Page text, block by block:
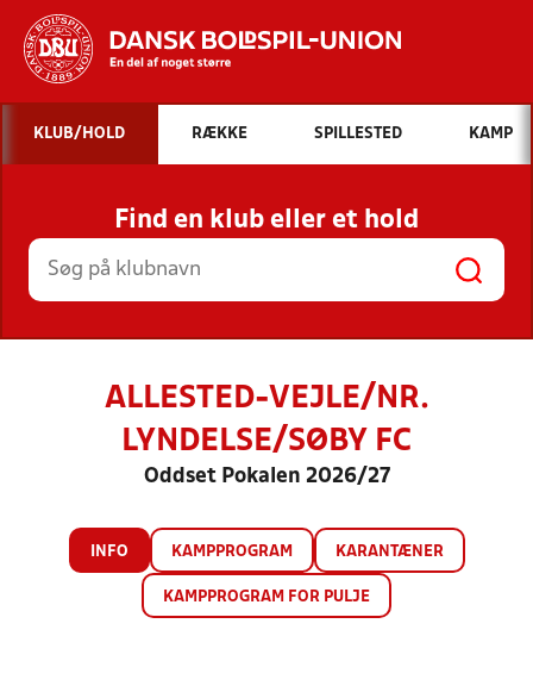
Hvad vil du søge efter?
INDHOLD OG NYHEDER
STILLINGER, RESULTATER, KLUBBER OG
HOLD
KLUB/HOLD RÆKKE SPILLESTED KAMP
Find en klub eller et hold
ALLESTED-VEJLE/NR.
LYNDELSE/SØBY FC
Oddset Pokalen 2026/27
INFO KAMPPROGRAM KARANTÆNER
KAMPPROGRAM FOR PULJE